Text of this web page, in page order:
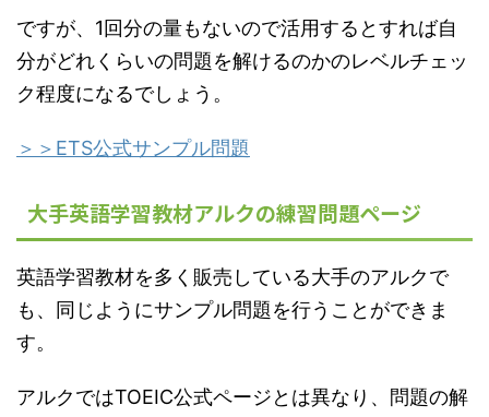
ですが、1回分の量もないので活用するとすれば自
分がどれくらいの問題を解けるのかのレベルチェッ
ク程度になるでしょう。
＞＞ETS公式サンプル問題
大手英語学習教材アルクの練習問題ページ
英語学習教材を多く販売している大手のアルクで
も、同じようにサンプル問題を行うことができま
す。
アルクではTOEIC公式ページとは異なり、問題の解